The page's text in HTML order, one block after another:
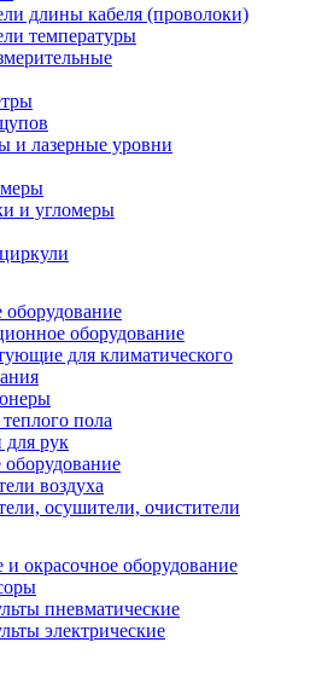
длины кабеля (проволоки)
температуры
и лазерные уровни
и угломеры
оборудование
оборудование
для климатического
пола
рук
оборудование
воздуха
осушители, очистители
окрасочное оборудование
пневматические
электрические